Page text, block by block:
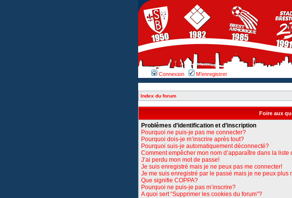
Connexion M’enregistrer
Index du forum
Foire aux
Problèmes d’identification et d’inscription
Pourquoi ne puis-je pas me connecter?
Pourquoi dois-je m’inscrire après tout?
Pourquoi suis-je automatiquement déconnecté?
Comment empêcher mon nom d’apparaître dans la
J’ai perdu mon mot de passe!
Je suis enregistré mais je ne peux pas me connecter!
Je me suis enregistré par le passé mais je ne peux plus
Que signifie COPPA?
Pourquoi ne puis-je pas m’inscrire?
A quoi sert “Supprimer les cookies du forum”?